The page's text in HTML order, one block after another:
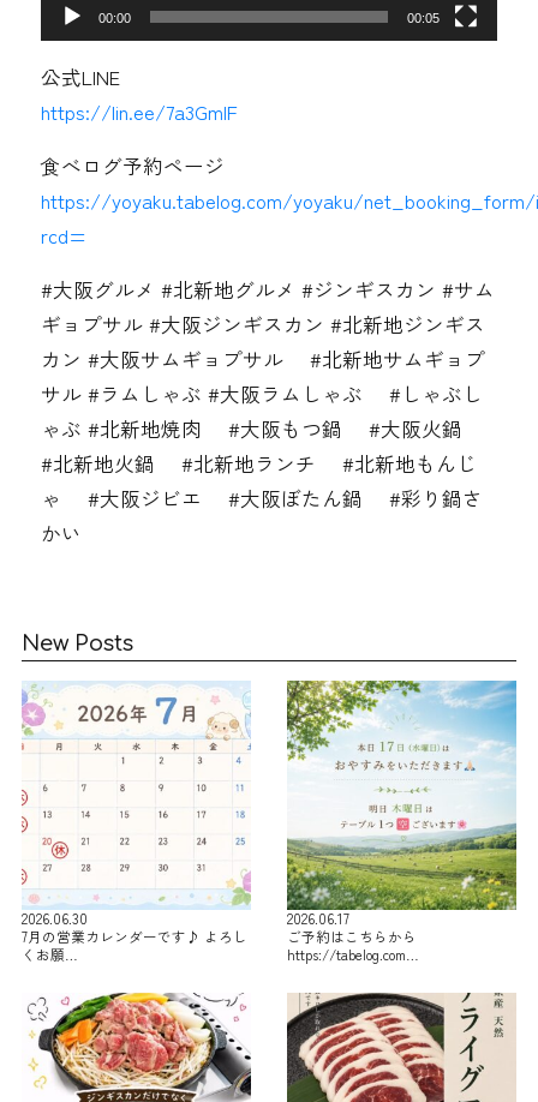
00:00 00:05
公式LINE
https://lin.ee/7a3GmIF
食べログ予約ページ
https://yoyaku.tabelog.com/yoyaku/net_booking_form/
rcd=
#大阪グルメ #北新地グルメ #ジンギスカン #サム
ギョプサル #大阪ジンギスカン #北新地ジンギス
カン #大阪サムギョプサル #北新地サムギョプ
サル #ラムしゃぶ #大阪ラムしゃぶ #しゃぶし
ゃぶ #北新地焼肉 #大阪もつ鍋 #大阪火鍋
#北新地火鍋 #北新地ランチ #北新地もんじ
ゃ #大阪ジビエ #大阪ぼたん鍋 #彩り鍋さ
かい
New Posts
2026.06.30
7月の営業カレンダーです♪ よろし
くお願…
2026.06.17
ご予約はこちらから
https://tabelog.com…